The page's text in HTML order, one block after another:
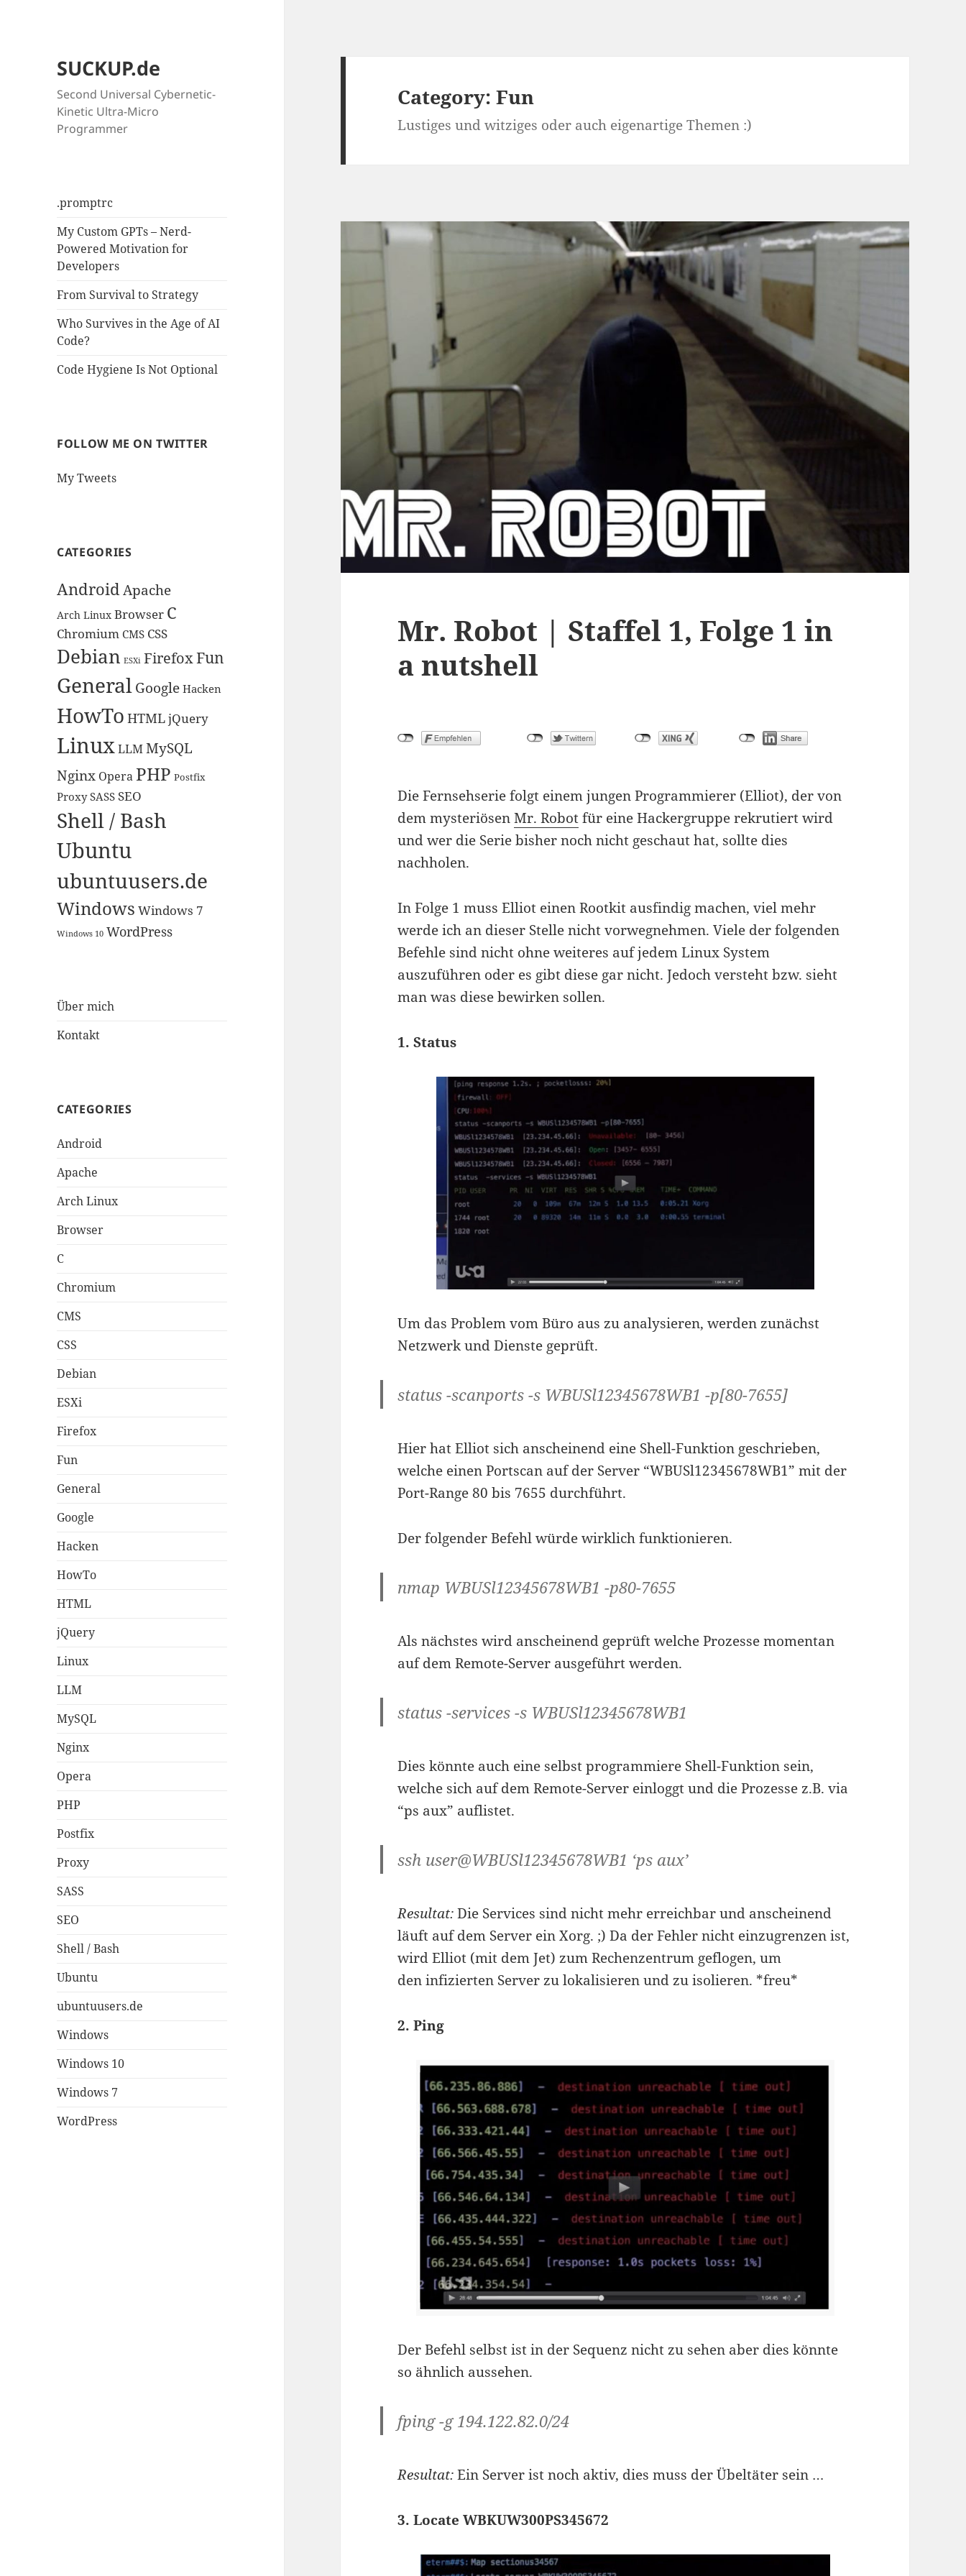
SUCKUP.de
Second Universal Cybernetic-
Kinetic Ultra-Micro
Programmer
.promptrc
My Custom GPTs – Nerd-
Powered Motivation for
Developers
From Survival to Strategy
Who Survives in the Age of AI
Code?
Code Hygiene Is Not Optional
FOLLOW ME ON TWITTER
My Tweets
CATEGORIES
AndroidApache
Arch Linux Browser C
Chromium CMS CSS
Debian ESXi FirefoxFun
GeneralGoogle Hacken
HowTo HTMLjQuery
LinuxLLMMySQL
Nginx Opera PHP Postfix
Proxy SASS SEO
Shell / Bash
Ubuntu
ubuntuusers.de
Windows Windows 7
Windows 10 WordPress
Über mich
Kontakt
CATEGORIES
Android
Apache
Arch Linux
Browser
C
Chromium
CMS
CSS
Debian
ESXi
Firefox
Fun
General
Google
Hacken
HowTo
HTML
jQuery
Linux
LLM
MySQL
Nginx
Opera
PHP
Postfix
Proxy
SASS
SEO
Shell / Bash
Ubuntu
ubuntuusers.de
Windows
Windows 10
Windows 7
WordPress
Category:Fun
Lustiges und witziges oder auch eigenartige Themen :)
Mr. Robot | Staffel 1, Folge 1 in
a nutshell
Die Fernsehserie folgt einem jungen Programmierer (Elliot), der von
dem mysteriösenMr. Robotfür eine Hackergruppe rekrutiert wird
und wer die Serie bisher noch nicht geschaut hat, sollte dies
nachholen.
In Folge 1 muss Elliot einen Rootkit ausfindig machen, viel mehr
werde ich an dieser Stelle nicht vorwegnehmen. Viele der folgenden
Befehle sind nicht ohne weiteres auf jedem Linux System
auszuführen oder es gibt diese gar nicht. Jedoch versteht bzw. sieht
man was diese bewirken sollen.
1. Status
Um das Problem vom Büro aus zu analysieren, werden zunächst
Netzwerk und Dienste geprüft.
status -scanports -s WBUSl12345678WB1 -p[80-7655]
Hier hat Elliot sich anscheinend eine Shell-Funktion geschrieben,
welche einen Portscan auf der Server “WBUSl12345678WB1” mit der
Port-Range 80 bis 7655 durchführt.
Der folgender Befehl würde wirklich funktionieren.
nmap WBUSl12345678WB1 -p80-7655
Als nächstes wird anscheinend geprüft welche Prozesse momentan
auf dem Remote-Server ausgeführt werden.
status -services -s WBUSl12345678WB1
Dies könnte auch eine selbst programmiere Shell-Funktion sein,
welche sich auf dem Remote-Server einloggt und die Prozesse z.B. via
“ps aux” auflistet.
ssh user@WBUSl12345678WB1 ‘ps aux’
Resultat:Die Services sind nicht mehr erreichbar und anscheinend
läuft auf dem Server ein Xorg. ;) Da der Fehler nicht einzugrenzen ist,
wird Elliot (mit dem Jet) zum Rechenzentrum geflogen, um
den infizierten Server zu lokalisieren und zu isolieren. *freu*
2. Ping
Der Befehl selbst ist in der Sequenz nicht zu sehen aber dies könnte
so ähnlich aussehen.
fping -g 194.122.82.0/24
Resultat:Ein Server ist noch aktiv, dies muss der Übeltäter sein …
3. Locate WBKUW300PS345672